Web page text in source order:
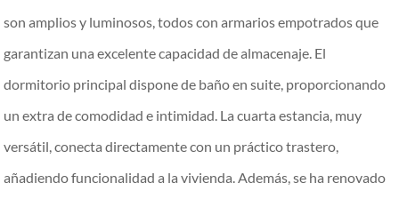
son amplios y luminosos, todos con armarios empotrados que
garantizan una excelente capacidad de almacenaje. El
dormitorio principal dispone de baño en suite, proporcionando
un extra de comodidad e intimidad. La cuarta estancia, muy
versátil, conecta directamente con un práctico trastero,
añadiendo funcionalidad a la vivienda. Además, se ha renovado